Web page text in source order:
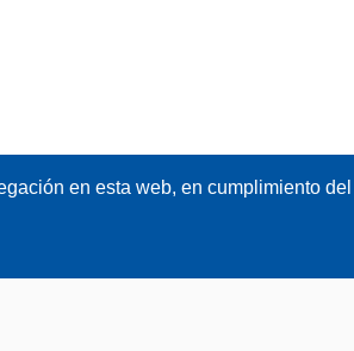
en esta web, en cumplimiento